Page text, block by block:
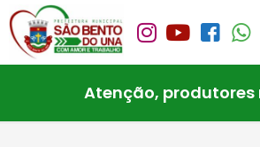
Atenção, produtores